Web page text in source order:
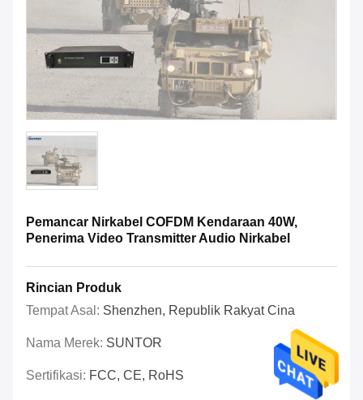
Pemancar Nirkabel COFDM Kendaraan 40W,
Penerima Video Transmitter Audio Nirkabel
Rincian Produk
Tempat Asal: Shenzhen, Republik Rakyat Cina
Nama Merek: SUNTOR
Sertifikasi: FCC, CE, RoHS